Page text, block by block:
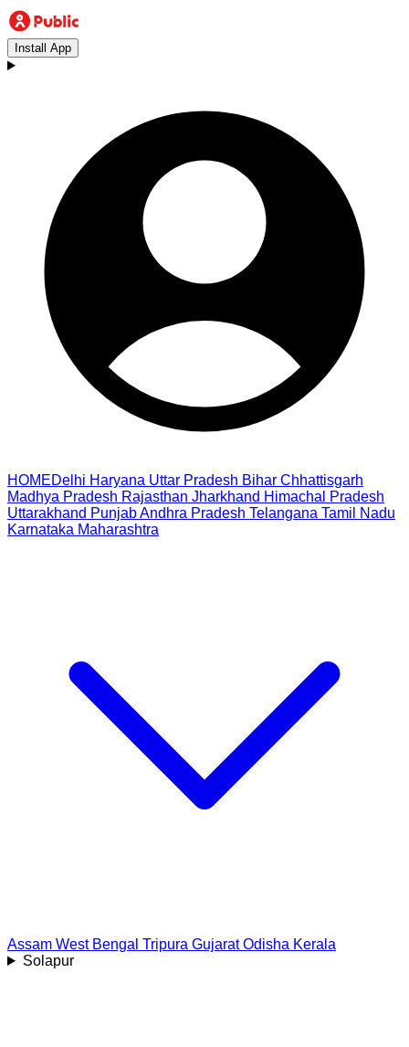
Install App
HOMEDelhi Haryana Uttar Pradesh Bihar Chhattisgarh
Madhya Pradesh Rajasthan Jharkhand Himachal Pradesh
Uttarakhand PunjabAndhra Pradesh Telangana Tamil Nadu
Karnataka Maharashtra
Assam West Bengal Tripura Gujarat Odisha Kerala
Solapur